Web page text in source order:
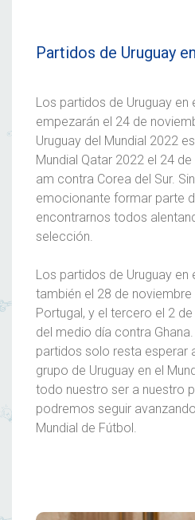
Partidos de Uruguay
Los partidos de Uruguay en
empezarán el 24 de
Uruguay del Mundial 2022
Mundial Qatar 2022 el 24
am contra Corea del Sur.
emocionante formar parte
encontrarnos todos
selección.
Los partidos de Uruguay en
también el 28 de
Portugal, y el tercero el 2
del medio día contra
partidos solo resta esperar
grupo de Uruguay en el
todo nuestro ser a nuestro
podremos seguir
Mundial de Fútbol.